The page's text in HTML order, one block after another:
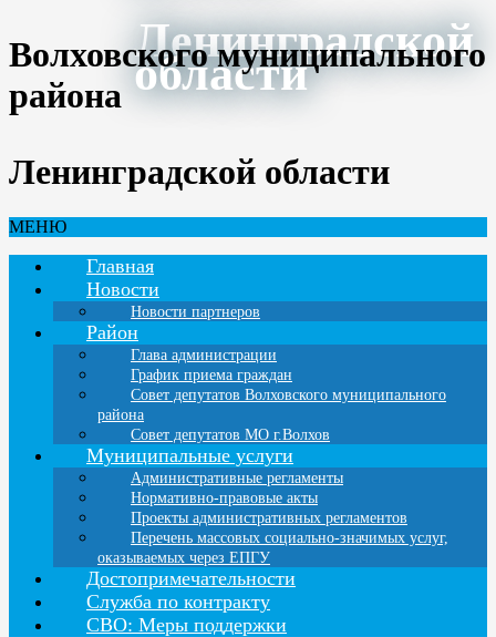
Ленинградской
области
Волховского муниципального
района
Ленинградской области
МЕНЮ
Главная
Новости
Новости партнеров
Район
Глава администрации
График приема граждан
Совет депутатов Волховского муниципального
района
Совет депутатов МО г.Волхов
Муниципальные услуги
Административные регламенты
Нормативно-правовые акты
Проекты административных регламентов
Перечень массовых социально-значимых услуг,
оказываемых через ЕПГУ
Достопримечательности
Служба по контракту
СВО: Меры поддержки